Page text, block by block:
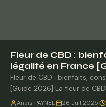
Fleur de CBD :
légalité en France
Fleur de CBD : bienfaits,
[Guide 2026] La fleur de
Anais PAYNEL 26 Juil 2025